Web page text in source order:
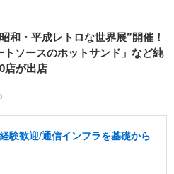
和・平成レトロな世界展”開催！
トソースのホットサンド」など純
店が出店
験歓迎/通信インフラを基礎から